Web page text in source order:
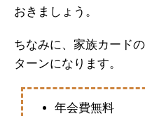
おきましょう。
ちなみに、家族カード
ターンになります。
年会費無料